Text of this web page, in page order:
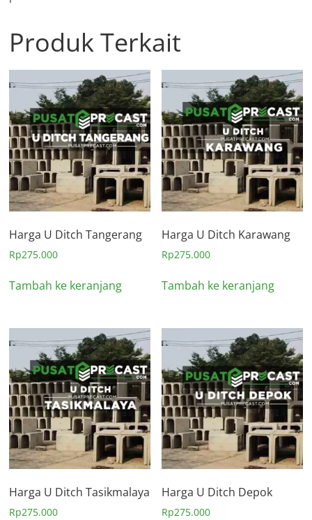
Produk Terkait
Harga U Ditch Tangerang
Rp275.000
Tambah ke keranjang
Harga U Ditch Karawang
Rp275.000
Tambah ke keranjang
Harga U Ditch Tasikmalaya
Rp275.000
Harga U Ditch Depok
Rp275.000